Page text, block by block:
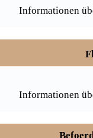
Informationen
Informationen